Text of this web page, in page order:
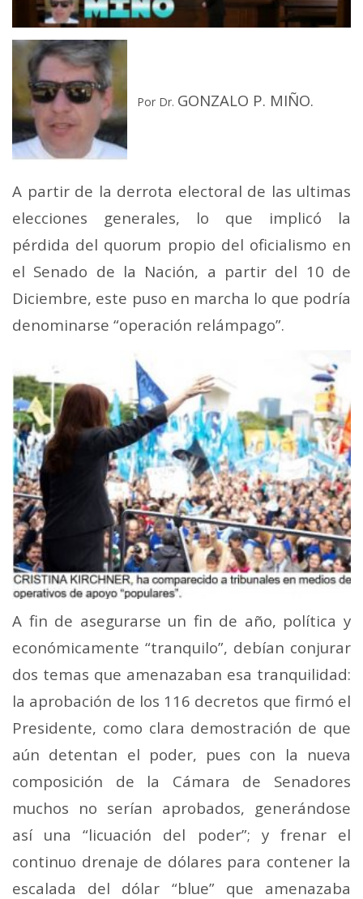
Por Dr. GONZALO P. MIÑO.
A partir de la derrota electoral de las ultimas
elecciones generales, lo que implicó la
pérdida del quorum propio del oficialismo en
el Senado de la Nación, a partir del 10 de
Diciembre, este puso en marcha lo que podría
denominarse “operación relámpago”.
A fin de asegurarse un fin de año, política y
económicamente “tranquilo”, debían conjurar
dos temas que amenazaban esa tranquilidad:
la aprobación de los 116 decretos que firmó el
Presidente, como clara demostración de que
aún detentan el poder, pues con la nueva
composición de la Cámara de Senadores
muchos no serían aprobados, generándose
así una “licuación del poder”; y frenar el
continuo drenaje de dólares para contener la
escalada del dólar “blue” que amenazaba